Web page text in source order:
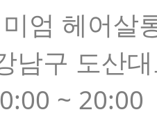
엄 헤어살
남구 도산
~ 20:00